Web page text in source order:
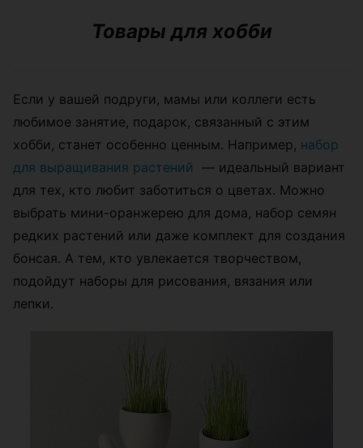
Товары для хобби
Если у вашей подруги, мамы или коллеги есть
любимое занятие, подарок, связанный с этим
хобби, станет особенно ценным. Например, набор
для выращивания растений — идеальный вариант
для тех, кто любит заботиться о цветах. Можно
выбрать мини-оранжерею для дома, набор семян
редких растений или даже комплект для создания
бонсая. А тем, кто увлекается творчеством,
подойдут наборы для рисования, вязания или
лепки.